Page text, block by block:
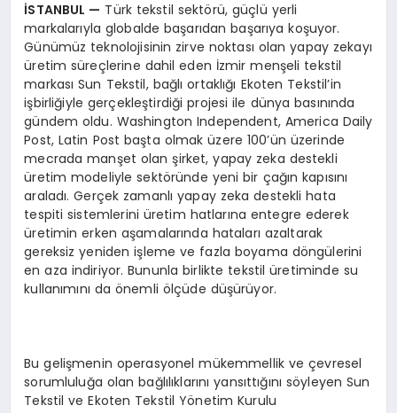
İSTANBUL — Türk tekstil sektörü, güçlü yerli
markalarıyla globalde başarıdan başarıya koşuyor.
Günümüz teknolojisinin zirve noktası olan yapay zekayı
üretim süreçlerine dahil eden İzmir menşeli tekstil
markası Sun Tekstil, bağlı ortaklığı Ekoten Tekstil’in
işbirliğiyle gerçekleştirdiği projesi ile dünya basınında
gündem oldu. Washington Independent, America Daily
Post, Latin Post başta olmak üzere 100’ün üzerinde
mecrada manşet olan şirket, yapay zeka destekli
üretim modeliyle sektöründe yeni bir çağın kapısını
araladı. Gerçek zamanlı yapay zeka destekli hata
tespiti sistemlerini üretim hatlarına entegre ederek
üretimin erken aşamalarında hataları azaltarak
gereksiz yeniden işleme ve fazla boyama döngülerini
en aza indiriyor. Bununla birlikte tekstil üretiminde su
kullanımını da önemli ölçüde düşürüyor.
Bu gelişmenin operasyonel mükemmellik ve çevresel
sorumluluğa olan bağlılıklarını yansıttığını söyleyen Sun
Tekstil ve Ekoten Tekstil Yönetim Kurulu